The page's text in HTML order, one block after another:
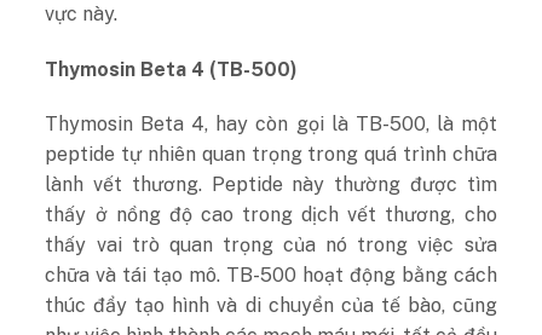
vực này.
Thymosin Beta 4 (TB-500)
Thymosin Beta 4, hay còn gọi là TB-500, là một
peptide tự nhiên quan trọng trong quá trình chữa
lành vết thương. Peptide này thường được tìm
thấy ở nồng độ cao trong dịch vết thương, cho
thấy vai trò quan trọng của nó trong việc sửa
chữa và tái tạo mô. TB-500 hoạt động bằng cách
thúc đẩy tạo hình và di chuyển của tế bào, cũng